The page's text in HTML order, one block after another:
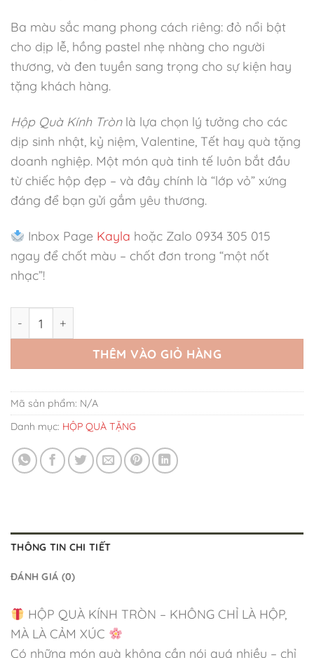
Ba màu sắc mang phong cách riêng: đỏ nổi bật
cho dịp lễ, hồng pastel nhẹ nhàng cho người
thương, và đen tuyền sang trọng cho sự kiện hay
tặng khách hàng.
Hộp Quà Kính Trònlà lựa chọn lý tưởng cho các
dịp sinh nhật, kỷ niệm, Valentine, Tết hay quà tặng
doanh nghiệp. Một món quà tinh tế luôn bắt đầu
từ chiếc hộp đẹp – và đây chính là “lớp vỏ” xứng
đáng để bạn gửi gắm yêu thương.
Inbox Page Kayla hoặc Zalo 0934 305 015
ngay để chốt màu – chốt đơn trong “một nốt
nhạc”!
THÊM VÀO GIỎ HÀNG
Mã sản phẩm: N/A
Danh mục: HỘP QUÀ TẶNG
THÔNG TIN CHI TIẾT
ĐÁNH GIÁ (0)
HỘP QUÀ KÍNH TRÒN – KHÔNG CHỈ LÀ HỘP,
MÀ LÀ CẢM XÚC
Có những món quà không cần nói quá nhiều – chỉ